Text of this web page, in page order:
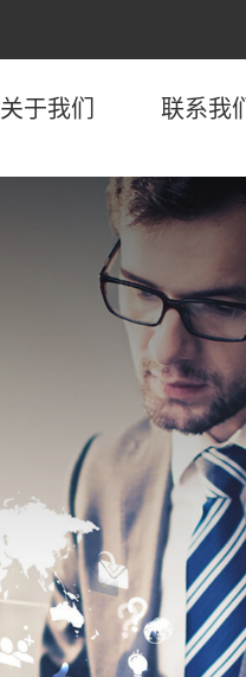
关于我们 联系我们